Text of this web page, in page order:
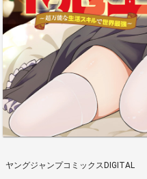
ヤングジャンプコミックスDIGITAL